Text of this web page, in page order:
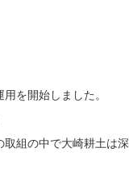
を開始しました。
組の中で大崎耕土は